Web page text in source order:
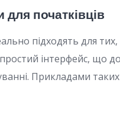
початківців
підходять для
інтерфейс, що
Прикладами